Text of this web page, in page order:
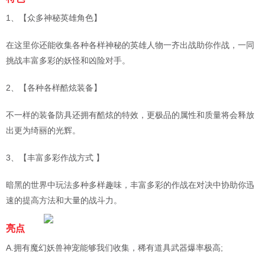
1、【众多神秘英雄角色】
在这里你还能收集各种各样神秘的英雄人物一齐出战助你作战，一同
挑战丰富多彩的妖怪和凶险对手。
2、【各种各样酷炫装备】
不一样的装备防具还拥有酷炫的特效，更极品的属性和质量将会释放
出更为绮丽的光辉。
3、【丰富多彩作战方式 】
暗黑的世界中玩法多种多样趣味，丰富多彩的作战在对决中协助你迅
速的提高方法和大量的战斗力。
亮点
A.拥有魔幻妖兽神宠能够我们收集，稀有道具武器爆率极高;